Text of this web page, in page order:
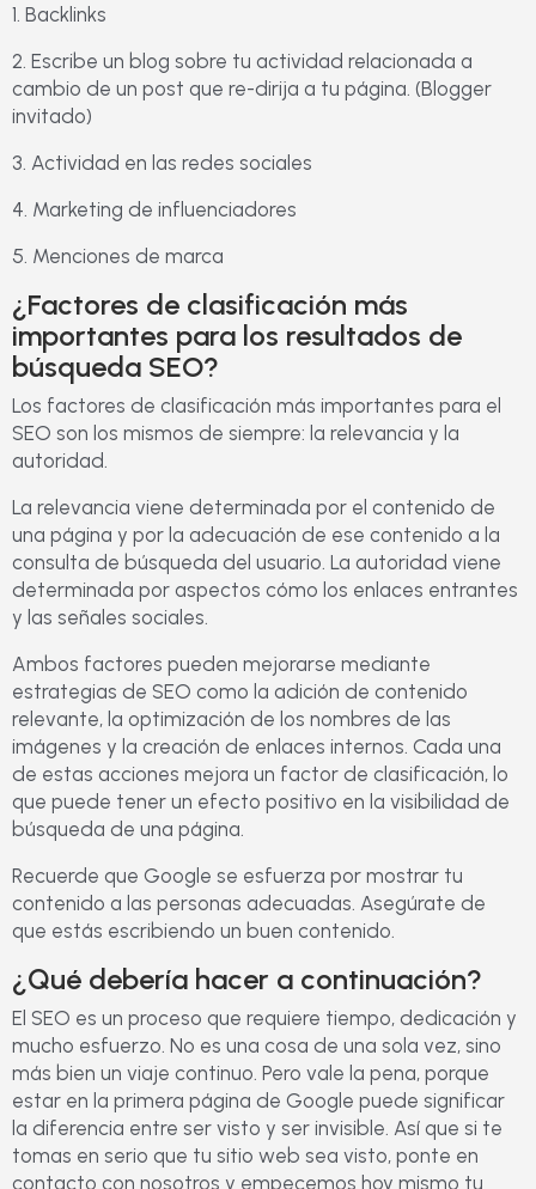
1. Backlinks
2. Escribe un blog sobre tu actividad relacionada a
cambio de un post que re-dirija a tu página. (Blogger
invitado)
3. Actividad en las redes sociales
4. Marketing de influenciadores
5. Menciones de marca
¿Factores de clasificación más
importantes para los resultados de
búsqueda SEO?
Los factores de clasificación más importantes para el
SEO son los mismos de siempre: la relevancia y la
autoridad.
La relevancia viene determinada por el contenido de
una página y por la adecuación de ese contenido a la
consulta de búsqueda del usuario. La autoridad viene
determinada por aspectos cómo los enlaces entrantes
y las señales sociales.
Ambos factores pueden mejorarse mediante
estrategias de SEO como la adición de contenido
relevante, la optimización de los nombres de las
imágenes y la creación de enlaces internos. Cada una
de estas acciones mejora un factor de clasificación, lo
que puede tener un efecto positivo en la visibilidad de
búsqueda de una página.
Recuerde que Google se esfuerza por mostrar tu
contenido a las personas adecuadas. Asegúrate de
que estás escribiendo un buen contenido.
¿Qué debería hacer a continuación?
El SEO es un proceso que requiere tiempo, dedicación y
mucho esfuerzo. No es una cosa de una sola vez, sino
más bien un viaje continuo. Pero vale la pena, porque
estar en la primera página de Google puede significar
la diferencia entre ser visto y ser invisible. Así que si te
tomas en serio que tu sitio web sea visto, ponte en
contacto con nosotros y empecemos hoy mismo tu